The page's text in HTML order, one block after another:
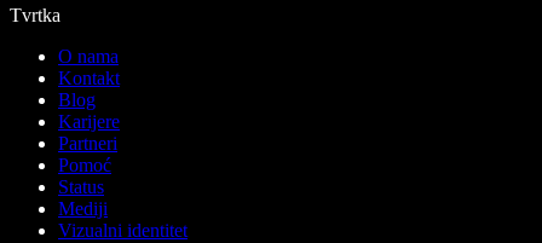
Tvrtka
O nama
Kontakt
Blog
Karijere
Partneri
Pomoć
Status
Mediji
Vizualni identitet